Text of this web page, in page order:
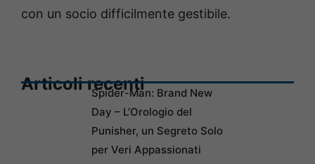
con un socio difficilmente gestibile.
Articoli recentiSpider-Man: Brand New
Day – L’Orologio del
Punisher, un Segreto Solo
per Veri Appassionati